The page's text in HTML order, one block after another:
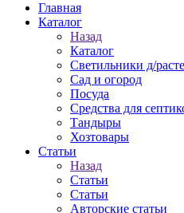
Главная
Каталог
Назад
Каталог
Светильники д/
Сад и огород
Посуда
Средства для
Тандыры
Хозтовары
Статьи
Назад
Статьи
Статьи
Авторские статьи